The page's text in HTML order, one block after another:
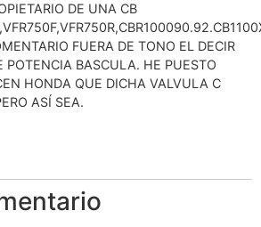
DE UNA CB
FUERA DE TONO EL DECIR
POTENCIA BASCULA. HE PUESTO
HONDA QUE DICHA VALVULA C
ASÍ SEA.